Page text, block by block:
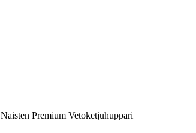
Naisten Premium Vetoketjuhuppari